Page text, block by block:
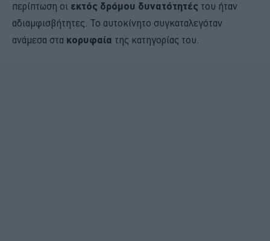
περίπτωση οι εκτός δρόμου δυνατότητές του ήταν
αδιαμφισβήτητες. Το αυτοκίνητο συγκαταλεγόταν
ανάμεσα στα κορυφαία της κατηγορίας του.